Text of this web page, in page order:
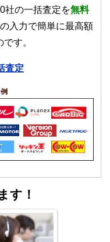
社の一括査定を無料
入力で簡単に最高額
す。
査定
す！